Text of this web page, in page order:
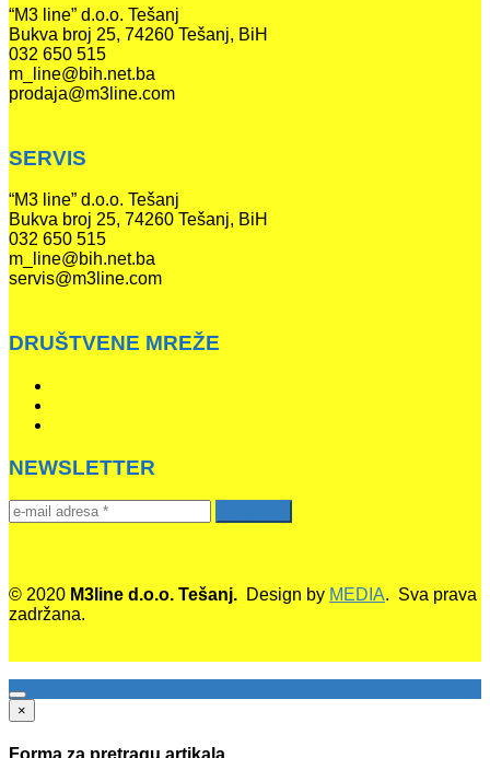
“M3 line” d.o.o. Tešanj
Bukva broj 25, 74260 Tešanj, BiH
032 650 515
m_line@bih.net.ba
prodaja@m3line.com
SERVIS
“M3 line” d.o.o. Tešanj
Bukva broj 25, 74260 Tešanj, BiH
032 650 515
m_line@bih.net.ba
servis@m3line.com
DRUŠTVENE MREŽE
NEWSLETTER
© 2020 M3line d.o.o. Tešanj. Design by MEDIA. Sva prava
zadržana.
×